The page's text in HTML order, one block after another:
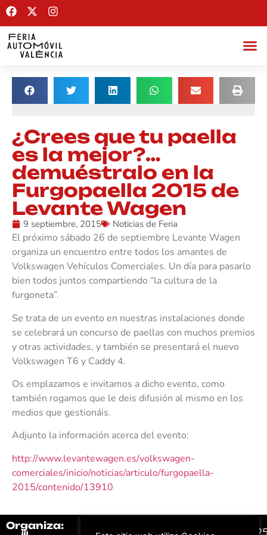
¿Crees que tu paella
es la mejor?…
demuéstralo en la
Furgopaella 2015 de
Levante Wagen
9 septiembre, 2015 Noticias de Feria
El próximo sábado 26 de septiembre Levante Wagen
organiza un encuentro entre todos los amantes de
Volkswagen Vehículos Comerciales. Un día para pasarlo
bien todos juntos compartiendo “la cultura de la
furgoneta”.
Se trata de un evento en nuestras instalaciones donde
se celebrará un concurso de paellas con muchos premios
y otras actividades, y también se presentará el nuevo
Volkswagen T6 y Caddy 4.
Os emplazamos e invitamos a dicho evento, como
también rogamos que le deis difusión al mismo en los
medios que gestionáis.
Adjunto la información acerca del evento:
http://www.levantewagen.es/volkswagen-
comerciales/inicio/noticias/articulo/furgopaella-
2015/contenido/13910
Organiza: